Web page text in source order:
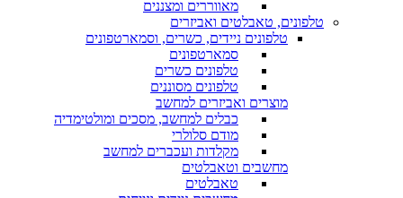
מאווררים ומצננים
טלפונים, טאבלטים ואביזרים
טלפונים ניידים, כשרים, וסמארטפונים
סמארטפונים
טלפונים כשרים
טלפונים מסוננים
מוצרים ואביזרים למחשב
כבלים למחשב, מסכים ומולטימדיה
מודם סלולרי
מקלדות ועכברים למחשב
מחשבים וטאבלטים
טאבלטים